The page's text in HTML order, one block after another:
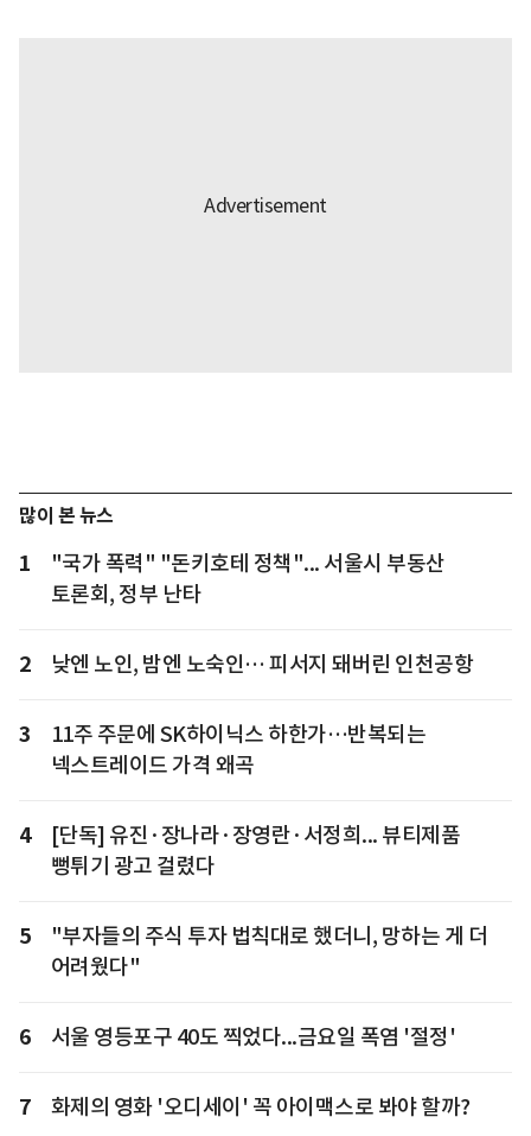
많이 본 뉴스
1
"국가 폭력" "돈키호테 정책"... 서울시 부동산
토론회, 정부 난타
2 낮엔 노인, 밤엔 노숙인… 피서지 돼버린 인천공항
3
11주 주문에 SK하이닉스 하한가…반복되는
넥스트레이드 가격 왜곡
4
[단독] 유진·장나라·장영란·서정희... 뷰티제품
뻥튀기 광고 걸렸다
5
"부자들의 주식 투자 법칙대로 했더니, 망하는 게 더
어려웠다"
6 서울 영등포구 40도 찍었다...금요일 폭염 '절정'
7 화제의 영화 '오디세이' 꼭 아이맥스로 봐야 할까?